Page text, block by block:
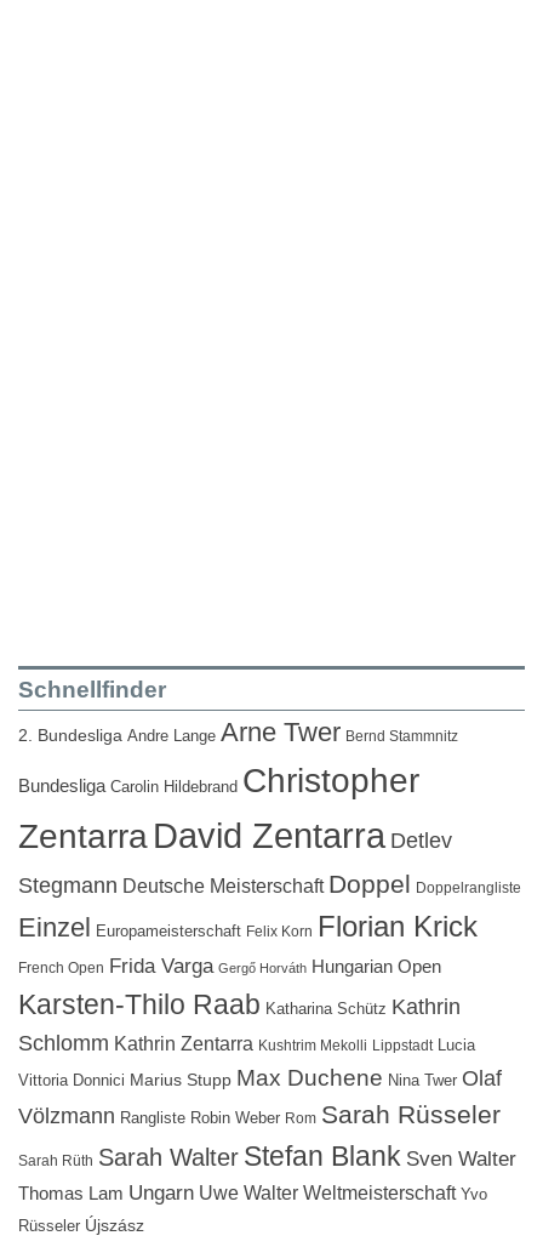
Schnellfinder
2. Bundesliga Andre Lange Arne Twer Bernd Stammnitz
Bundesliga Carolin Hildebrand Christopher
ZentarraDavid Zentarra Detlev
Stegmann Deutsche Meisterschaft Doppel Doppelrangliste
Einzel Europameisterschaft Felix Korn Florian Krick
French Open Frida Varga Gergő Horváth Hungarian Open
Karsten-Thilo Raab Katharina Schütz Kathrin
Schlomm Kathrin Zentarra Kushtrim Mekolli Lippstadt
Lucia
Vittoria Donnici Marius Stupp Max Duchene Nina Twer Olaf
Völzmann Rangliste Robin Weber Rom Sarah Rüsseler
Sarah Rüth Sarah Walter Stefan Blank Sven Walter
Thomas Lam Ungarn Uwe Walter Weltmeisterschaft Yvo
Rüsseler Újszász